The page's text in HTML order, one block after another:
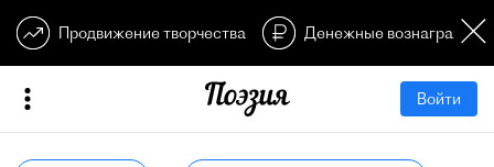
Продвижение творчества Денежные
Войти